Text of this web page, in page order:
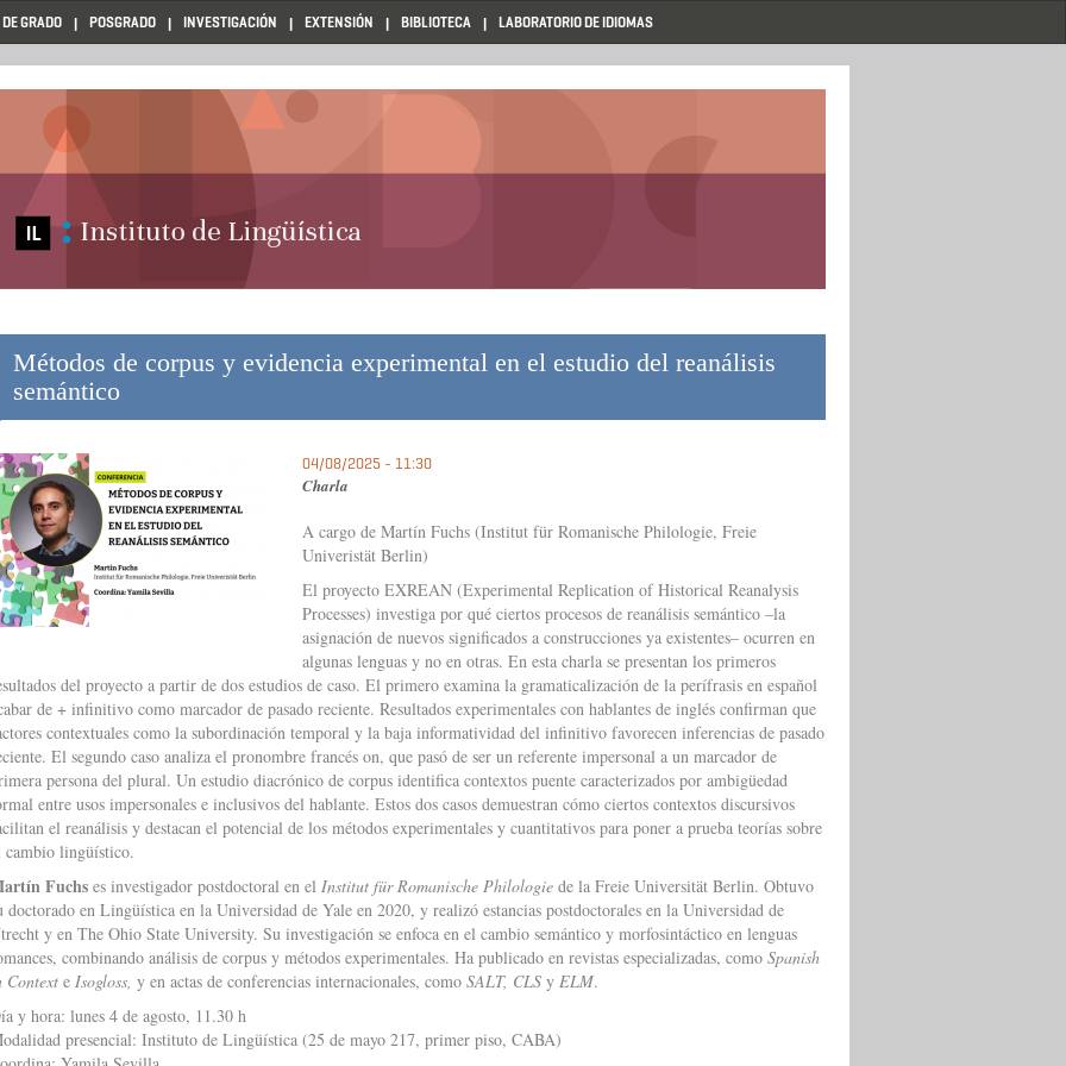
GRADO POSGRADO INVESTIGACIÓN EXTENSIÓN BIBLIOTECA LABORATORIO DE IDIOMAS
Métodos de corpus y evidencia experimental en el estudio del reanálisis
semántico
04/08/2025 - 11:30
Charla
A cargo de Martín Fuchs (Institut für Romanische Philologie, Freie
Univeristät Berlin)
El proyecto EXREAN (Experimental Replication of Historical Reanalysis
Processes) investiga por qué ciertos procesos de reanálisis semántico –la
asignación de nuevos significados a construcciones ya existentes– ocurren en
algunas lenguas y no en otras. En esta charla se presentan los primeros
del proyecto a partir de dos estudios de caso. El primero examina la gramaticalización de la perífrasis en español
de + infinitivo como marcador de pasado reciente. Resultados experimentales con hablantes de inglés confirman que
contextuales como la subordinación temporal y la baja informatividad del infinitivo favorecen inferencias de pasado
El segundo caso analiza el pronombre francés on, que pasó de ser un referente impersonal a un marcador de
persona del plural. Un estudio diacrónico de corpus identifica contextos puente caracterizados por ambigüedad
entre usos impersonales e inclusivos del hablante. Estos dos casos demuestran cómo ciertos contextos discursivos
el reanálisis y destacan el potencial de los métodos experimentales y cuantitativos para poner a prueba teorías sobre
cambio lingüístico.
Fuchs es investigador postdoctoral en el Institut für Romanische Philologie de la Freie Universität Berlin. Obtuvo
doctorado en Lingüística en la Universidad de Yale en 2020, y realizó estancias postdoctorales en la Universidad de
y en The Ohio State University. Su investigación se enfoca en el cambio semántico y morfosintáctico en lenguas
combinando análisis de corpus y métodos experimentales. Ha publicado en revistas especializadas, como Spanish
Context e Isogloss, y en actas de conferencias internacionales, como SALT, CLS y ELM.
y hora: lunes 4 de agosto, 11.30 h
presencial: Instituto de Lingüística (25 de mayo 217, primer piso, CABA)